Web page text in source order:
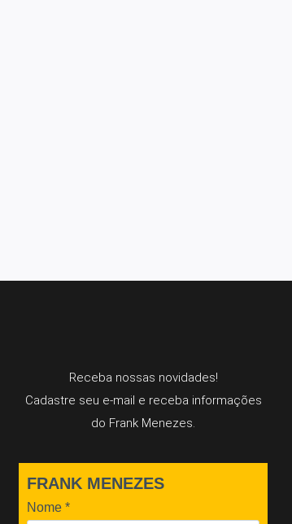
Receba nossas novidades!
Cadastre seu e-mail e receba informações
do Frank Menezes.
FRANK MENEZES
Nome *